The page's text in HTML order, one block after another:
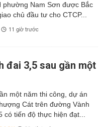
phường Nam Sơn được Bắc
chủ đầu tư cho CTCP...
11 giờ trước
đai 3,5 sau gần một
một năm thi công, dự án
Cát trên đường Vành
có tiến độ thực hiện đạt...